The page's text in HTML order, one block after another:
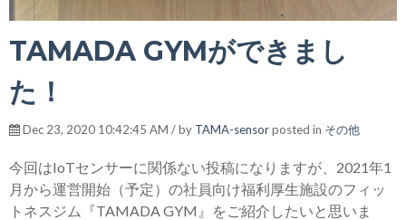
TAMADA GYMができまし
た！
Dec 23, 2020 10:42:45 AM / by TAMA-sensorposted in その他
今回はIoTセンサーに関係ない投稿になりますが、2021年1
月から運営開始（予定）の社員向け福利厚生施設のフィッ
トネスジム『TAMADA GYM』をご紹介したいと思いま